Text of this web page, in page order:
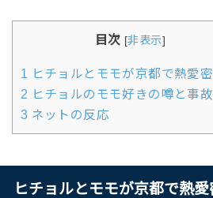
目次 [非表示]
1 ヒチョルとモモが京都で熱愛密
2 ヒチョルのモモ好きの噂と事
3 ネットの反応
ヒチョルとモモが京都で熱愛